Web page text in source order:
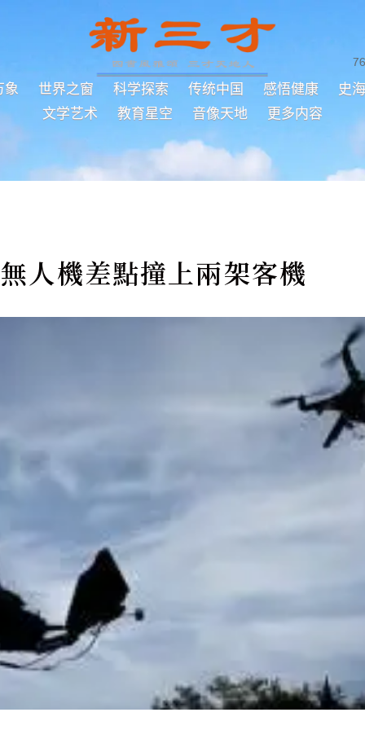
象 世界之窗 科学探索 传统中国 感悟健康
史
文学艺术
教育星空 音像天地 更多内容
人機差點撞上兩架客機